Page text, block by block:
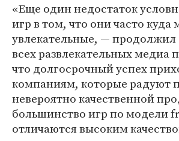
«Еще один недостаток
игр в том, что они часто куда
увлекательные, —
всех развлекательных медиа
что долгосрочный успех
компаниям, которые радуют
невероятно качественной
большинство игр по модели
отличаются высоким